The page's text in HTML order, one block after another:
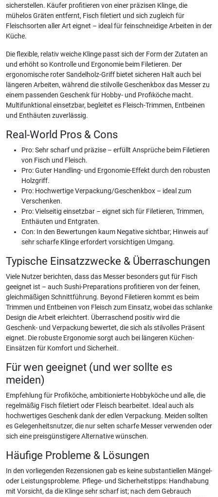
sicherstellen. Käufer profitieren von einer präzisen Klinge, die
mühelos Gräten entfernt, Fisch filetiert und sich zugleich für
Fleischsorten aller Art eignet – ideal für feinschneidige Arbeiten in der
Küche.
Die flexible, relativ weiche Klinge passt sich der Form der Zutaten an
und erhöht so Kontrolle und Ergonomie beim Filetieren. Der
ergonomische roter Sandelholz-Griff bietet sicheren Halt auch bei
längeren Arbeiten, während die stilvolle Geschenkbox das Messer zu
einem passenden Geschenk für Hobby- und Profiköche macht.
Multifunktional einsetzbar, begleitet es Fleisch-Trimmen, Entbeinen
und Enthäuten zuverlässig.
Real-World Pros & Cons
Pro: Sehr scharf und präzise – erfüllt Ansprüche beim Filetieren
von Fisch und Fleisch.
Pro: Guter Handling- und Ergonomie-Effekt durch den robusten
Holzgriff.
Pro: Hochwertige Verpackung/Geschenkbox – ideal zum
Verschenken.
Pro: Vielseitig einsetzbar – eignet sich für Filetieren, Trimmen,
Enthäuten und Entgraten.
Con: In den Bewertungen kaum Negative sichtbar; Hinweis auf
sehr scharfe Klinge erfordert vorsichtigen Umgang.
Typische Einsatzzwecke & Überraschungen
Viele Nutzer berichten, dass das Messer besonders gut für Fisch
geeignet ist – auch Sushi-Preparations profitieren von der feinen,
gleichmäßigen Schnittführung. Beyond Filetieren kommt es beim
Trimmen und Entbeinen von Fleisch zum Einsatz, wobei das schlanke
Design die Arbeit erleichtert. Überraschend positiv wird die
Geschenk- und Verpackung bewertet, die sich als stilvolles Präsent
eignet. Die robuste Ergonomie sorgt auch bei längeren Küchen-
Einsätzen für Komfort und Sicherheit.
Für wen geeignet (und wer sollte es
meiden)
Empfehlung für Profiköche, ambitionierte Hobbyköche und alle, die
regelmäßig Fisch filetiert oder Fleisch bearbeitet. Ideal auch als
hochwertiges Geschenk dank der edlen Verpackung. Meiden sollten
es Gelegenheitsnutzer, die nur selten scharfe Messer verwenden oder
sich eine preisgünstigere Alternative wünschen.
Häufige Probleme & Lösungen
In den vorliegenden Rezensionen gab es keine substantiellen Mängel-
oder Leistungsprobleme. Pflege- und Sicherheitstipps: Handhabung
mit Vorsicht, da die Klinge sehr scharf ist; nach dem Gebrauch